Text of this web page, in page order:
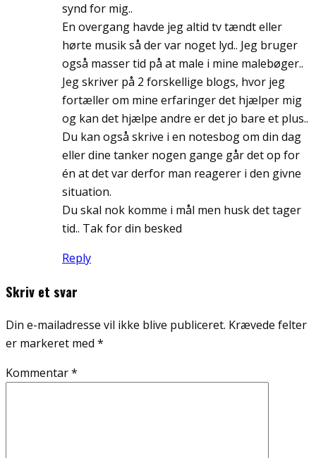
synd for mig..
En overgang havde jeg altid tv tændt eller
hørte musik så der var noget lyd.. Jeg bruger
også masser tid på at male i mine malebøger..
Jeg skriver på 2 forskellige blogs, hvor jeg
fortæller om mine erfaringer det hjælper mig
og kan det hjælpe andre er det jo bare et plus..
Du kan også skrive i en notesbog om din dag
eller dine tanker nogen gange går det op for
én at det var derfor man reagerer i den givne
situation.
Du skal nok komme i mål men husk det tager
tid.. Tak for din besked
Reply
Skriv et svar
Din e-mailadresse vil ikke blive publiceret. Krævede felter
er markeret med *
Kommentar*